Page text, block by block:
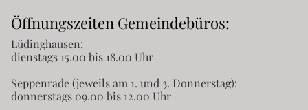
Öffnungszeiten Gemeindebüros:
Lüdinghausen:
dienstags 15.00 bis 18.00 Uhr
Seppenrade (jeweils am 1. und 3. Donnerstag):
donnerstags 09.00 bis 12.00 Uhr